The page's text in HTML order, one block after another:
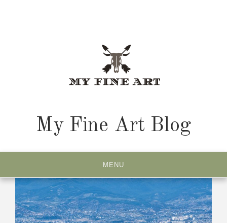
My Fine Art Blog
MENU